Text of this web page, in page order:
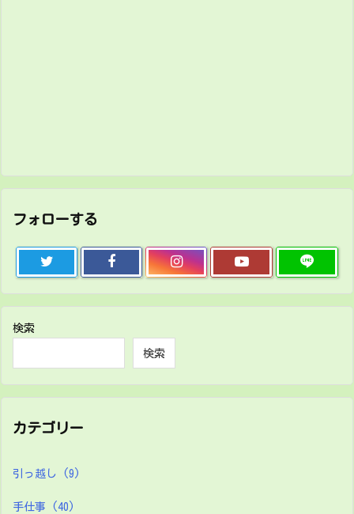
フォローする
検索
検索
カテゴリー
引っ越し (9)
手仕事 (40)